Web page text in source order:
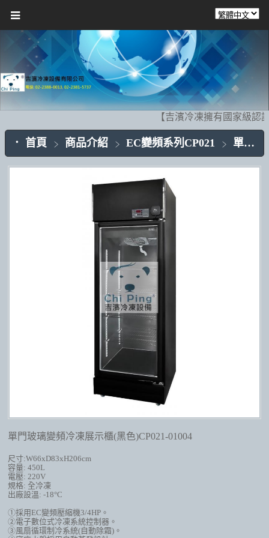
【吉濱冷凍擁有國家級認
首頁 商品介紹 EC變頻系列CP021 單門玻璃CP021-01
單門玻璃變頻冷凍展示櫃(黑色)CP021-01004
尺寸:W66xD83xH206cm
容量: 450L
電壓: 220V
規格: 全冷凍
出廠設溫: -18°C
①採用EC變頻壓縮機3/4HP 。
②電子數位式冷凍系統控制器。
③風扇循環制冷系統(自動除霜)。